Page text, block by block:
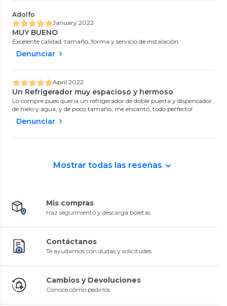
Adolfo
January 2022
MUY BUENO
Excelente calidad, tamaño, forma y servicio de instalación.
Denunciar
April 2022
Un Refrigerador muy espacioso y hermoso
Lo compre pues quería un refrigerador de doble puerta y dispensador
de hielo y agua, y de poco tamaño, me encantó, todo perfecto!
Denunciar
Mostrar todas las reseñas
Mis compras
Haz seguimiento y descarga boletas
Contáctanos
Te ayudamos con dudas y solicitudes
Cambios y Devoluciones
Conoce cómo pedirlos